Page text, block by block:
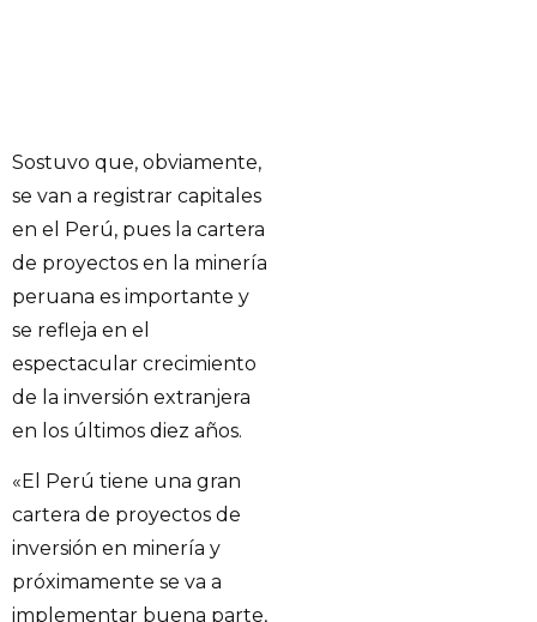
Sostuvo que, obviamente,
se van a registrar capitales
en el Perú, pues la cartera
de proyectos en la minería
peruana es importante y
se refleja en el
espectacular crecimiento
de la inversión extranjera
en los últimos diez años.
«El Perú tiene una gran
cartera de proyectos de
inversión en minería y
próximamente se va a
implementar buena parte,